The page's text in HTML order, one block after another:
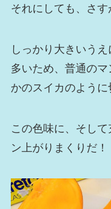
それにしても、さす
しっかり大きいう
多いため、普通の
かのスイカのように
この色味に、そし
ン上がりまくりだ！